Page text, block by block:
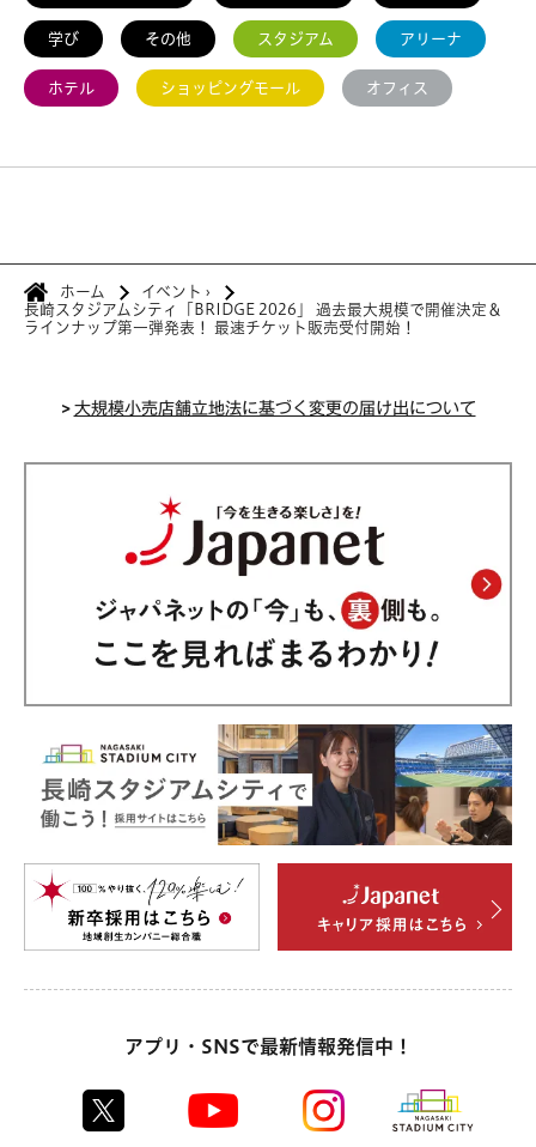
学び その他 スタジアム アリーナ
ホテル ショッピングモール オフィス
ホーム イベント ›
長崎スタジアムシティ「BRIDGE 2026」 過去最大規模で開催決定＆
ラインナップ第一弾発表！ 最速チケット販売受付開始！
>大規模小売店舗立地法に基づく変更の届け出について
アプリ・SNSで最新情報発信中！